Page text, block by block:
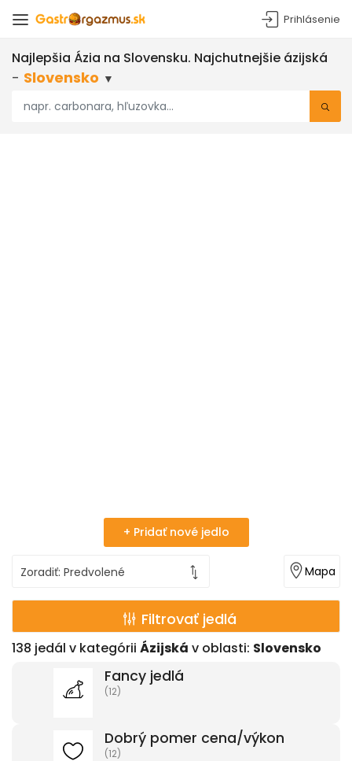
Prihlásenie
Najlepšia Ázia na Slovensku. Najchutnejšie ázijská
- Slovensko ▼
+ Pridať nové jedlo
Mapa
Filtrovať jedlá
138 jedál v kategórii Ázijská v oblasti: Slovensko
Fancy jedlá
(12)
Dobrý pomer cena/výkon
(12)